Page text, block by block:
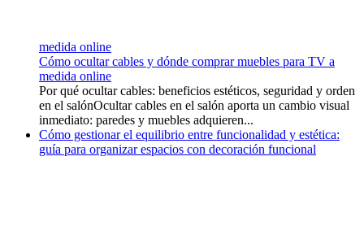
medida online
Cómo ocultar cables y dónde comprar muebles para TV a
medida online
Por qué ocultar cables: beneficios estéticos, seguridad y orden
en el salónOcultar cables en el salón aporta un cambio visual
inmediato: paredes y muebles adquieren...
Cómo gestionar el equilibrio entre funcionalidad y estética:
guía para organizar espacios con decoración funcional